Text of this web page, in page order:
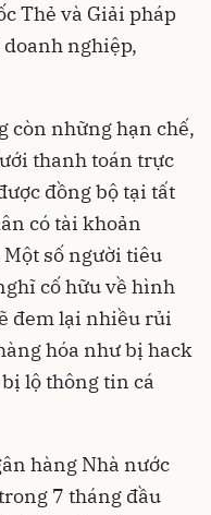
Thẻ và Giải pháp
nghiệp,
còn những hạn chế,
thanh toán trực
đồng bộ tại tất
có tài khoản
số người tiêu
cố hữu về hình
đem lại nhiều rủi
hóa như bị hack
lộ thông tin cá
hàng Nhà nước
7 tháng đầu